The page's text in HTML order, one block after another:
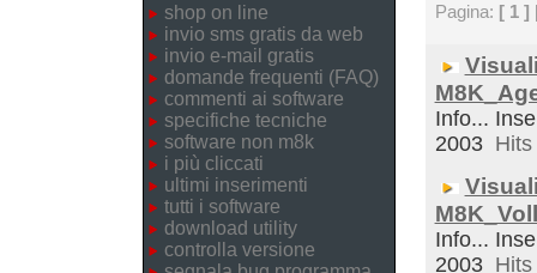
shop on line
invio sms gratis da web
invio e-mail gratis
domande frequenti (FAQ)
commenti ai software
specifiche tecniche
software non m8k
i più cliccati
ultimi inserimenti
tutti i software
download utility
controlla versione
Pagina: [ 1 ]
Info...
2003
Info...
2003